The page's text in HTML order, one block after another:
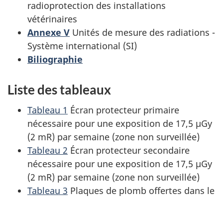
radioprotection des installations
vétérinaires
Annexe V Unités de mesure des radiations -
Système international (SI)
Biliographie
Liste des tableaux
Tableau 1 Écran protecteur primaire
nécessaire pour une exposition de 17,5 µGy
(2 mR) par semaine (zone non surveillée)
Tableau 2 Écran protecteur secondaire
nécessaire pour une exposition de 17,5 µGy
(2 mR) par semaine (zone non surveillée)
Tableau 3 Plaques de plomb offertes dans le